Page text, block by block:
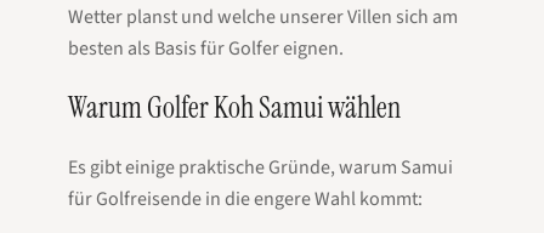
Wetter planst und welche unserer Villen sich am
besten als Basis für Golfer eignen.
Warum Golfer Koh Samui wählen
Es gibt einige praktische Gründe, warum Samui
für Golfreisende in die engere Wahl kommt: